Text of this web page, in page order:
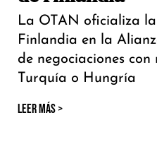
La OTAN oficializa
Finlandia en la
de negociaciones con
Turquía o Hungría
LEER MÁS >